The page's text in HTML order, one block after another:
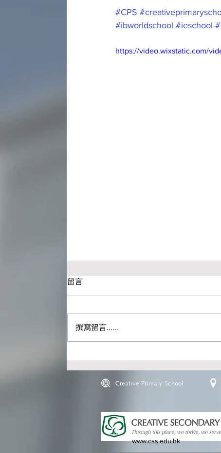
#CPS
#ibworldschool #ieschool
https://video.wixstatic.com/
留言
撰寫留言......
Creative Primary School
www.css.edu.hk